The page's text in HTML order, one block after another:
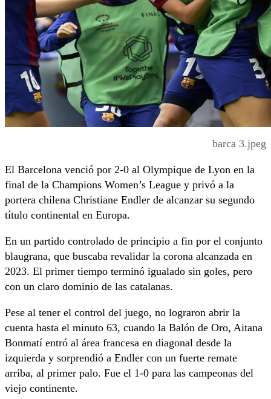
barca 3.jpeg
El Barcelona venció por 2-0 al Olympique de Lyon en la
final de la Champions Women’s League y privó a la
portera chilena Christiane Endler de alcanzar su segundo
título continental en Europa.
En un partido controlado de principio a fin por el conjunto
blaugrana, que buscaba revalidar la corona alcanzada en
2023. El primer tiempo terminó igualado sin goles, pero
con un claro dominio de las catalanas.
Pese al tener el control del juego, no lograron abrir la
cuenta hasta el minuto 63, cuando la Balón de Oro, Aitana
Bonmatí entró al área francesa en diagonal desde la
izquierda y sorprendió a Endler con un fuerte remate
arriba, al primer palo. Fue el 1-0 para las campeonas del
viejo continente.